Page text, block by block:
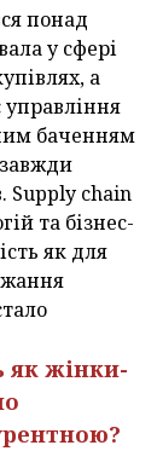
понад
у сфері
а
управління
баченням
Supply chain
та бізнес-
як для
як жінки-